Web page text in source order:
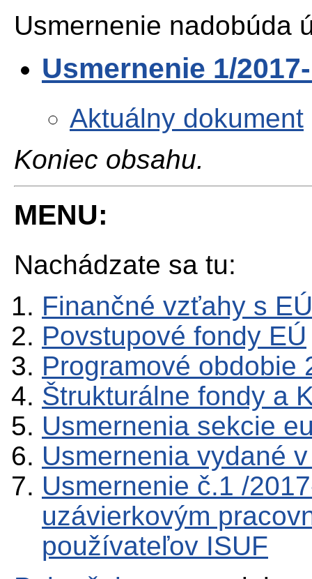
Usmernenie nadobúda
Usmernenie 1/
Aktuálny dokument
Koniec obsahu.
MENU:
Nachádzate sa tu:
Finančné vzťahy s EÚ
Povstupové fondy EÚ
Programové obdobie
Štrukturálne fondy a
Usmernenia sekcie
Usmernenia vydané
Usmernenie č.1 /
uzávierkovým
používateľov ISUF